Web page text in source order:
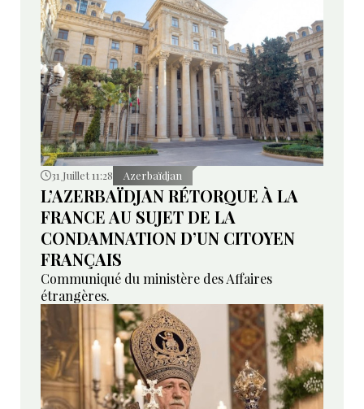
31 Juillet 11:28 Azerbaïdjan
L’AZERBAÏDJAN RÉTORQUE À LA
FRANCE AU SUJET DE LA
CONDAMNATION D’UN CITOYEN
FRANÇAIS
Communiqué du ministère des Affaires
étrangères.